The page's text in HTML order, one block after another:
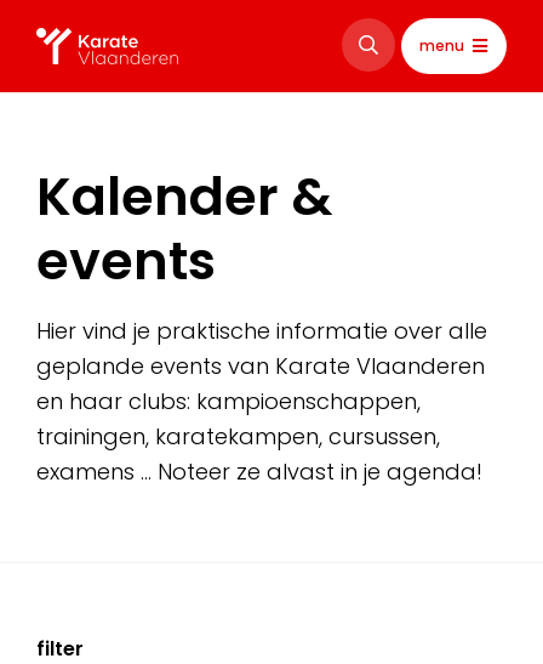
menu
Kalender &
events
Hier vind je praktische informatie over alle
geplande events van Karate Vlaanderen
en haar clubs: kampioenschappen,
trainingen, karatekampen, cursussen,
examens … Noteer ze alvast in je agenda!
filter